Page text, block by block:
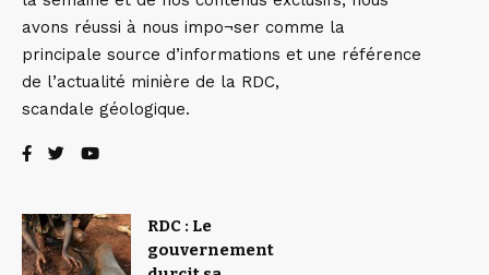
avons réussi à nous impo¬ser comme la
principale source d’informations et une référence
de l’actualité minière de la RDC,
scandale géologique.
RDC : Le
gouvernement